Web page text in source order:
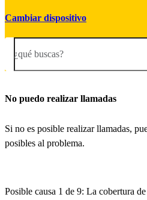
Cambiar dispositivo
¿qué buscas?
No puedo realizar llamadas
Si no es posible realizar llamadas,
posibles al problema.
Posible causa 1 de 9: La cobertura